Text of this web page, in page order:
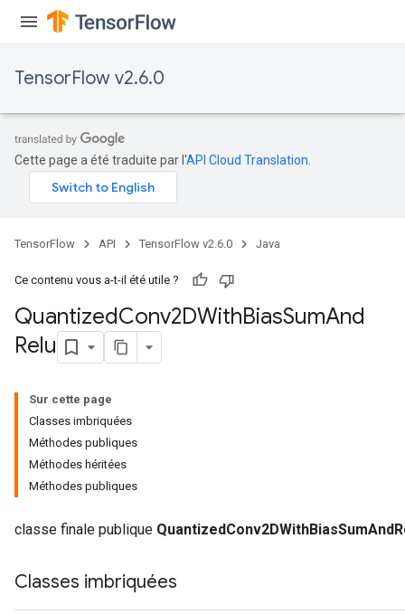
TensorFlow v2.6.0
Cette page a été traduite par l'API Cloud Translation
TensorFlow API TensorFlow v2.6.0 Java
Ce contenu vous a-t-il été utile ?
QuantizedConv2DWithBiasSumAnd
Relu
Sur cette page
Classes imbriquées
Méthodes publiques
Méthodes héritées
Méthodes publiques
classe finale publique
Classes imbriquées